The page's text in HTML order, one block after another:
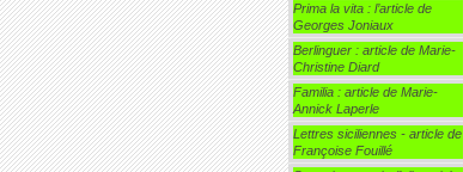
Prima la vita : l’article de
Georges Joniaux
Berlinguer : article de Marie-
Christine Diard
Familia : article de Marie-
Annick Laperle
Lettres siciliennes - article de
Françoise Fouillé